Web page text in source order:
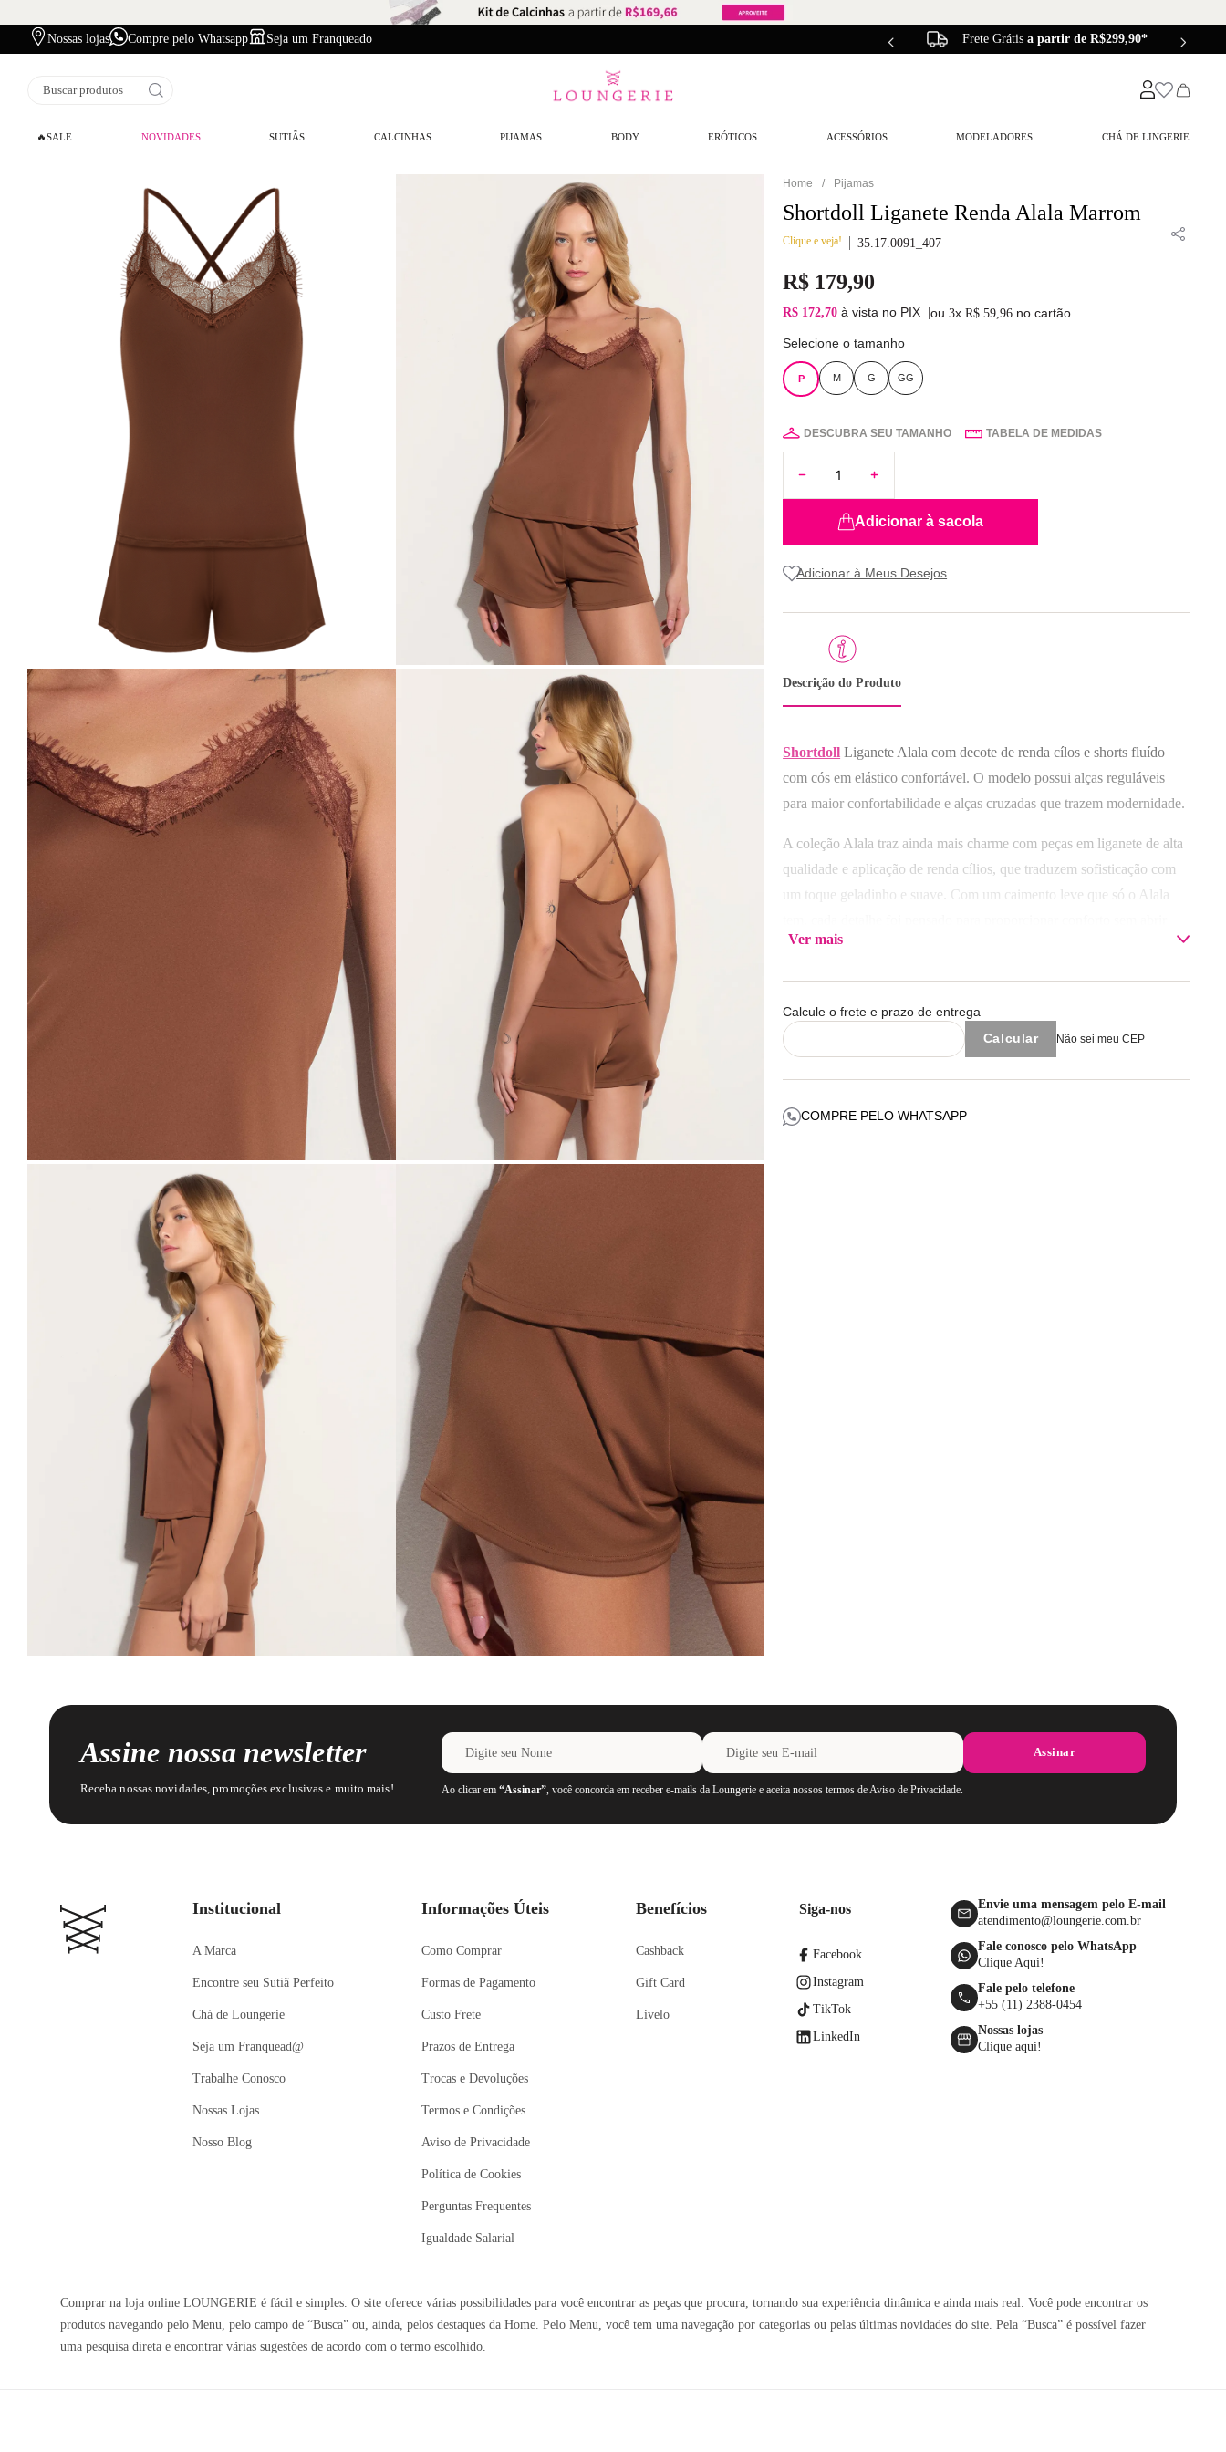
Nossas lojas Compre pelo Whatsapp Seja um Franqueado Frete Grátis a partir de R$299,90*
Buscar produtos
🔥SALE NOVIDADES SUTIÃS CALCINHAS PIJAMAS BODY ERÓTICOS ACESSÓRIOS MODELADORES CHÁ DE LINGERIE
Pijamas
Shortdoll Liganete Renda Alala Marrom
Clique e veja! 35.17.0091_407
R$ 179,90
R$ 172,70 à vista no PIX |ou3xR$ 59 ,96 no cartão
Selecione o tamanho
P M G GG
DESCUBRA SEU TAMANHO TABELA DE MEDIDAS
Adicionar à sacola
Descrição do Produto
Shortdoll Liganete Alala com decote de renda cílos e shorts fluído
com cós em elástico confortável. O modelo possui alças reguláveis
para maior confortabilidade e alças cruzadas que trazem modernidade.
A coleção Alala traz ainda mais charme com peças em liganete de alta
qualidade e aplicação de renda cílios, que traduzem sofisticação com
um toque geladinho e suave. Com um caimento leve que só o Alala
mão da elegância.
Composição: Corpo 100% Poliamida / Renda 100% Poliamida
Lavar com cores similares.
Ver mais
Calcule o frete e prazo de entrega
Não sei meu CEP
COMPRE PELO WHATSAPP
Assine nossa newsletter
Receba nossas novidades, promoções exclusivas e muito mais!
Assinar
Ao clicar em “Assinar”, você concorda em receber e-mails da Loungerie e aceita nossos termos de Aviso de Privacidade.
Institucional
A Marca
Encontre seu Sutiã Perfeito
Chá de Loungerie
Seja um Franquead@
Trabalhe Conosco
Nossas Lojas
Nosso Blog
Informações Úteis
Como Comprar
Formas de Pagamento
Custo Frete
Prazos de Entrega
Trocas e Devoluções
Termos e Condições
Aviso de Privacidade
Política de Cookies
Perguntas Frequentes
Igualdade Salarial
Benefícios
Cashback
Gift Card
Livelo
Siga-nos
Facebook
Instagram
TikTok
LinkedIn
Envie uma mensagem pelo E-mail
atendimento@loungerie.com.br
Fale conosco pelo WhatsApp
Clique Aqui!
Fale pelo telefone
+55 (11) 2388-0454
Nossas lojas
Clique aqui!
Comprar na loja online LOUNGERIE é fácil e simples. O site oferece várias possibilidades para você encontrar as peças que procura, tornando sua experiência dinâmica e ainda mais real. Você pode encontrar os
produtos navegando pelo Menu, pelo campo de “Busca” ou, ainda, pelos destaques da Home. Pelo Menu, você tem uma navegação por categorias ou pelas últimas novidades do site. Pela “Busca” é possível fazer
uma pesquisa direta e encontrar várias sugestões de acordo com o termo escolhido.